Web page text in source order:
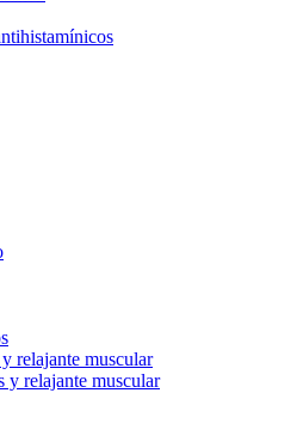
relajante muscular
y relajante muscular